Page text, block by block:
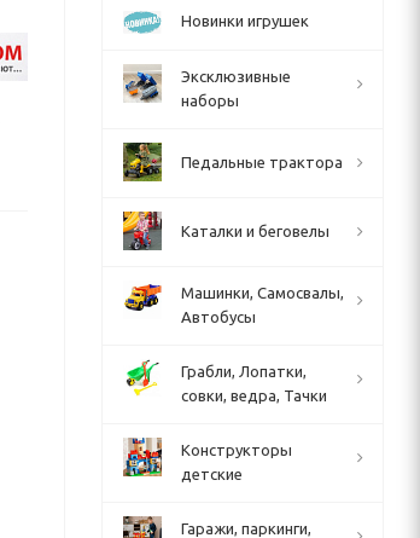
Новинки игрушек
Эксклюзивные
наборы
Педальные трактора
Каталки и беговелы
Машинки, Самосвалы,
Автобусы
Грабли, Лопатки,
совки, ведра, Тачки
Конструкторы
детские
Гаражи, паркинги,